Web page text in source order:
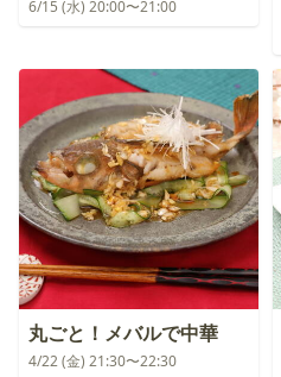
6/15 (水) 20:00〜21:00
丸ごと！メバルで中華
4/22 (金) 21:30〜22:30